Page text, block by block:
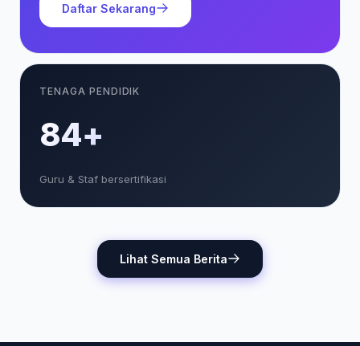
Daftar Sekarang
TENAGA PENDIDIK
85+
Guru & Staf bersertifikasi
Lihat Semua Berita